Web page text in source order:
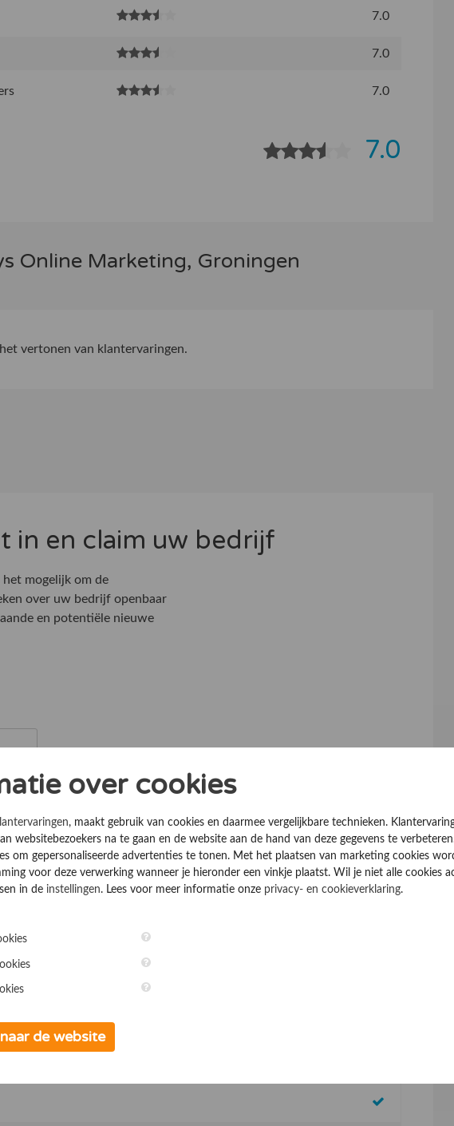
7.0
7.0
7.0
7.0
Online Marketing, Groningen
vertonen van klantervaringen.
in en claim uw bedrijf
mogelijk om de
over uw bedrijf openbaar
en potentiële nieuwe
voorwaarden
over cookies
, maakt gebruik van cookies en daarmee vergelijkbare technieken.
websitebezoekers na te gaan en de website aan de hand van deze gegevens te
om gepersonaliseerde advertenties te tonen. Met het plaatsen van marketing cookies
voor deze verwerking wanneer je hieronder een vinkje plaatst. Wil je niet alle cookies
in de instellingen. Lees voor meer informatie onze privacy- en cookieverklaring.
de website